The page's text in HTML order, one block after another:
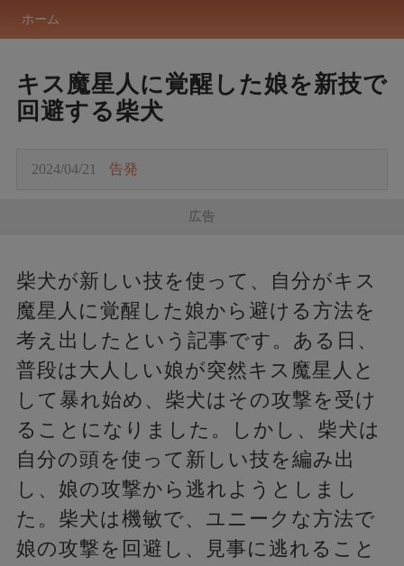
ホーム
キス魔星人に覚醒した娘を新技で
回避する柴犬
2024/04/21 告発
広告
柴犬が新しい技を使って、自分がキス
魔星人に覚醒した娘から避ける方法を
考え出したという記事です。ある日、
普段は大人しい娘が突然キス魔星人と
して暴れ始め、柴犬はその攻撃を受け
ることになりました。しかし、柴犬は
自分の頭を使って新しい技を編み出
し、娘の攻撃から逃れようとしまし
た。柴犬は機敏で、ユニークな方法で
娘の攻撃を回避し、見事に逃れること